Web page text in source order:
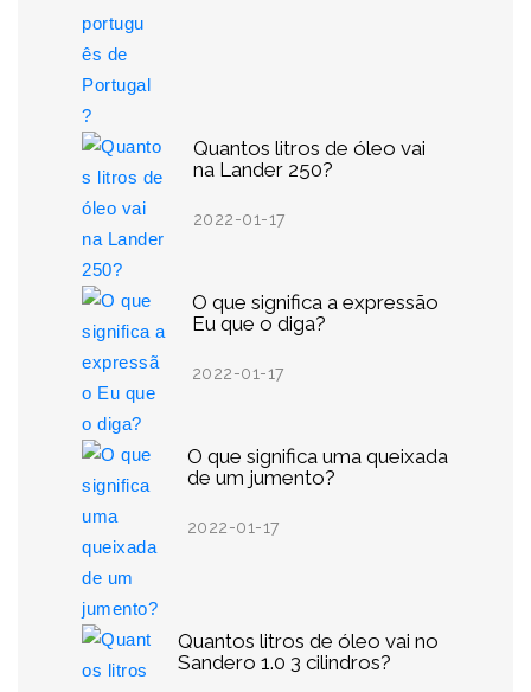
Quantos litros de óleo vai
na Lander 250?
2022-01-17
O que significa a expressão
Eu que o diga?
2022-01-17
O que significa uma queixada
de um jumento?
2022-01-17
Quantos litros de óleo vai no
Sandero 1.0 3 cilindros?